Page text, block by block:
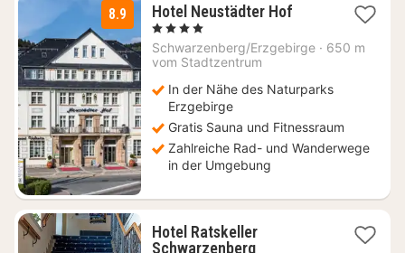
8.9 Hotel Neustädter Hof1
ab
124
, 4 Sterne
Schwarzenberg/Erzgebirge · 650 m
vom Stadtzentrum
In der Nähe des Naturparks
Erzgebirge
Gratis Sauna und Fitnessraum
Zahlreiche Rad- und Wanderwege
in der Umgebung
Hotel Ratskeller
Schwarzenberg1